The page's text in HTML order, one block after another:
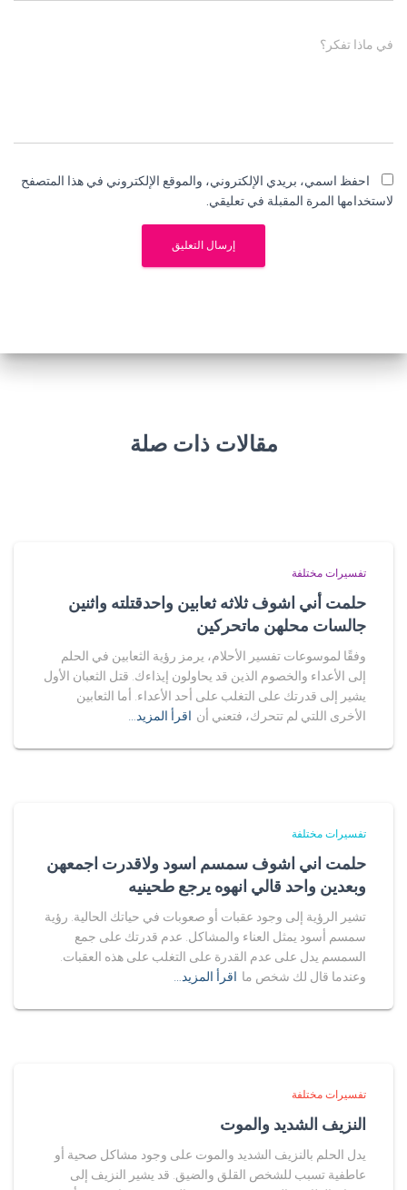
في ماذا تفكر؟
احفظ اسمي، بريدي الإلكتروني، والموقع الإلكتروني في هذا المتصفح
لاستخدامها المرة المقبلة في تعليقي.
مقالات ذات صلة
تفسيرات مختلفة
حلمت أني اشوف ثلاثه ثعابين واحدقتلته واثنين
جالسات محلهن ماتحركين
وفقًا لموسوعات تفسير الأحلام، يرمز رؤية الثعابين في الحلم
إلى الأعداء والخصوم الذين قد يحاولون إيذاءك. قتل الثعبان الأول
يشير إلى قدرتك على التغلب على أحد الأعداء. أما الثعابين
الأخرى اللتي لم تتحرك، فتعني أن اقرأ المزيد…
تفسيرات مختلفة
حلمت اني اشوف سمسم اسود ولاقدرت اجمعهن
وبعدين واحد قالي انهوه يرجع طحينيه
تشير الرؤية إلى وجود عقبات أو صعوبات في حياتك الحالية. رؤية
سمسم أسود يمثل العناء والمشاكل. عدم قدرتك على جمع
السمسم يدل على عدم القدرة على التغلب على هذه العقبات.
وعندما قال لك شخص ما اقرأ المزيد…
تفسيرات مختلفة
النزيف الشديد والموت
يدل الحلم بالنزيف الشديد والموت على وجود مشاكل صحية أو
عاطفية تسبب للشخص القلق والضيق. قد يشير النزيف إلى